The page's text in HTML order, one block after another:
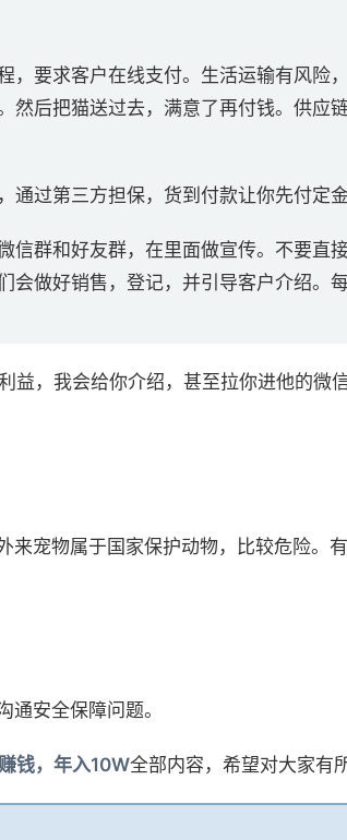
，要求客户在线支付。生活运输有风险
然后把猫送过去，满意了再付钱。供应
通过第三方担保，货到付款让你先付定
信群和好友群，在里面做宣传。不要直
会做好销售，登记，并引导客户介绍。
益，我会给你介绍，甚至拉你进他的微
宠物属于国家保护动物，比较危险。有
安全保障问题。
钱，年入10W全部内容，希望对大家有